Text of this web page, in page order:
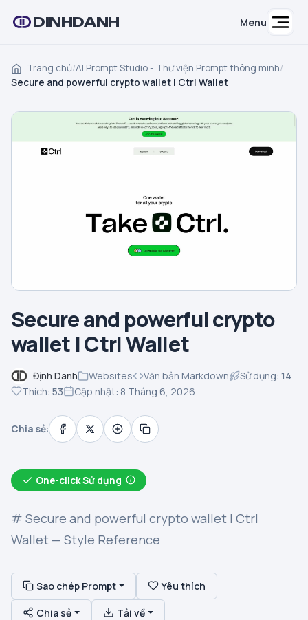
DINHDANH Menu
Trang chủ/AI Prompt Studio - Thư viện Prompt thông minh/
Secure and powerful crypto wallet | Ctrl Wallet
Secure and powerful crypto
wallet | Ctrl Wallet
Định Danh Websites Văn bản Markdown Sử dụng: 14
Thích: 53 Cập nhật: 8 Tháng 6, 2026
Chia sẻ:
One-click Sử dụng
# Secure and powerful crypto wallet | Ctrl
Wallet — Style Reference
Sao chép Prompt Yêu thích
Chia sẻ Tải về